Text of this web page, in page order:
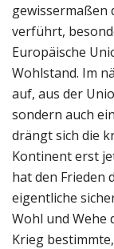
gewissermaßen
verführt,
Europäische
Wohlstand. Im
auf, aus der
sondern auch
drängt sich die
Kontinent erst
hat den Frieden
eigentliche
Wohl und Wehe
Krieg